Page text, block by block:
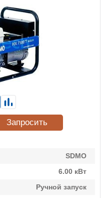
SDMO
6.00 кВт
Ручной запуск
Запросить